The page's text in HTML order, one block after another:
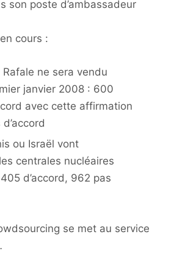
son poste d’ambassadeur
cours :
ne sera vendu
janvier 2008 : 600
avec cette affirmation
ou Israël vont
centrales nucléaires
d’accord, 962 pas
se met au service